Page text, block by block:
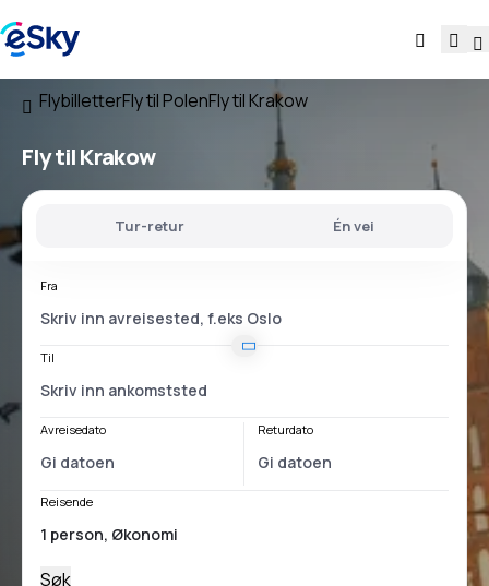
FlybilletterFly til PolenFly til Krakow
Fly til Krakow
Tur-retur Én vei
Fra
Til
Avreisedato Returdato
Reisende
Søk